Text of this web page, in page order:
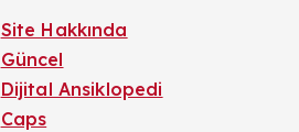
Site Hakkında
Güncel
Dijital Ansiklopedi
Caps